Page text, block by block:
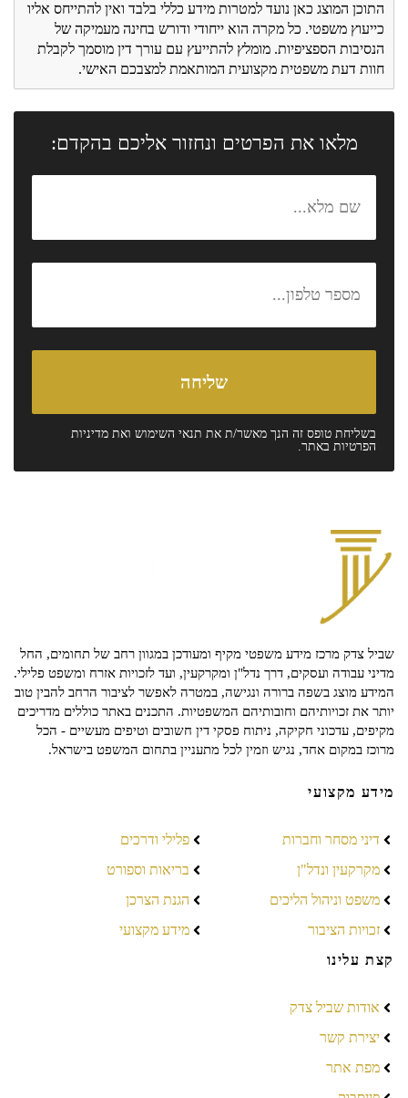
התוכן המוצג כאן נועד למטרות מידע כללי בלבד ואין להתייחס אליו
כייעוץ משפטי. כל מקרה הוא ייחודי ודורש בחינה מעמיקה של
הנסיבות הספציפיות. מומלץ להתייעץ עם עורך דין מוסמך לקבלת
חוות דעת משפטית מקצועית המותאמת למצבכם האישי.
מלאו את הפרטים ונחזור אליכם בהקדם:
בשליחת טופס זה הנך מאשר/ת את תנאי השימוש ואת מדיניות
הפרטיות באתר.
שביל צדק מרכז מידע משפטי מקיף ומעודכן במגוון רחב של תחומים, החל
מדיני עבודה ועסקים, דרך נדל"ן ומקרקעין, ועד לזכויות אזרח ומשפט פלילי.
המידע מוצג בשפה ברורה ונגישה, במטרה לאפשר לציבור הרחב להבין טוב
יותר את זכויותיהם וחובותיהם המשפטיות. התכנים באתר כוללים מדריכים
מקיפים, עדכוני חקיקה, ניתוח פסקי דין חשובים וטיפים מעשיים - הכל
מרוכז במקום אחד, נגיש וזמין לכל מתעניין בתחום המשפט בישראל.
מידע מקצועי
דיני מסחר וחברות
מקרקעין ונדל"ן
משפט וניהול הליכים
זכויות הציבור
פלילי ודרכים
בריאות וספורט
הגנת הצרכן
מידע מקצועי
קצת עלינו
אודות שביל צדק
יצירת קשר
מפת אתר